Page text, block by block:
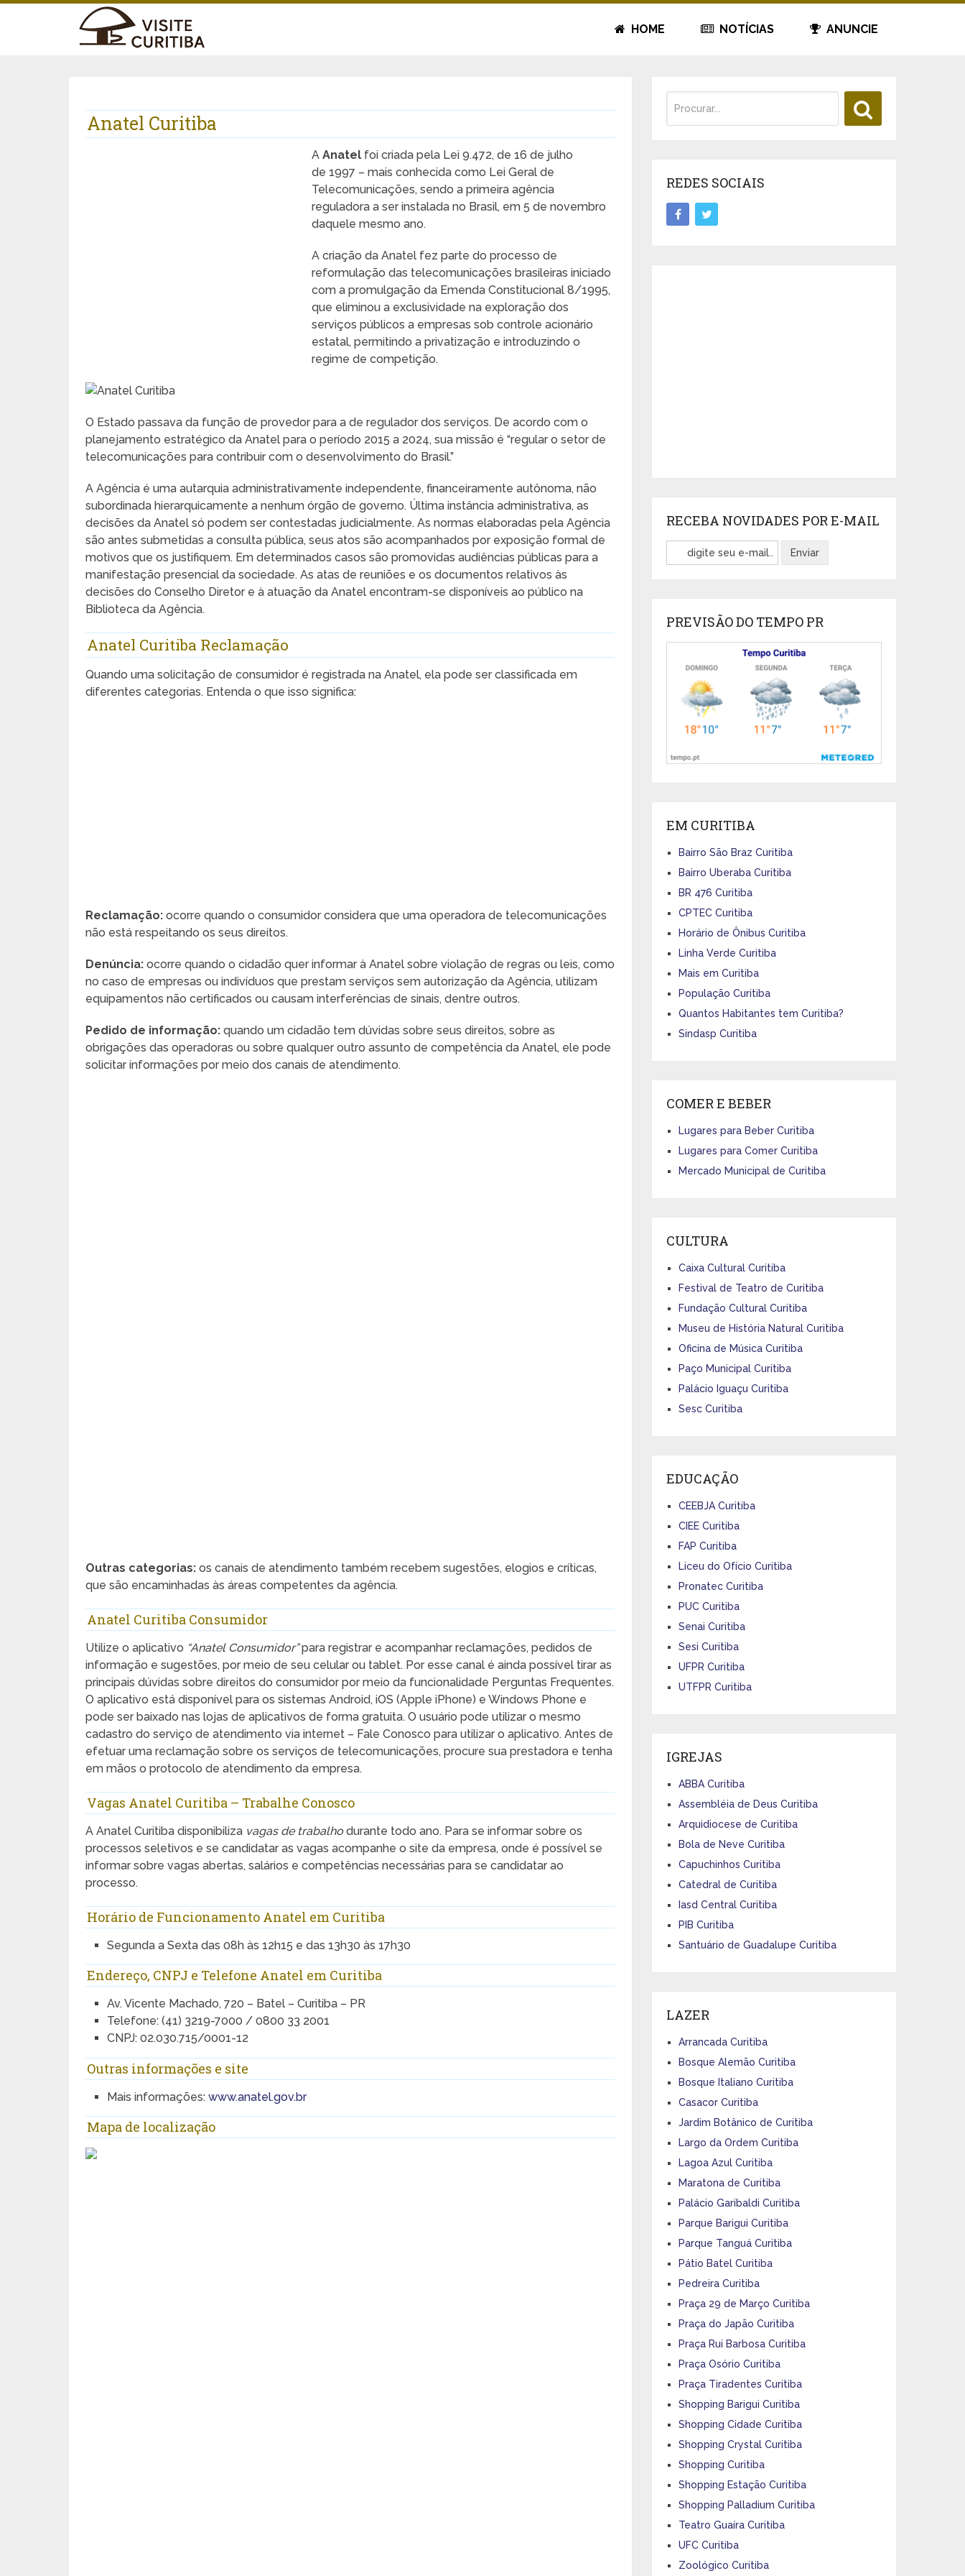
HOME NOTÍCIAS ANUNCIE
Anatel Curitiba
AAnatel foi criada pela Lei 9.472, de 16 de julho
de 1997 – mais conhecida como Lei Geral de
Telecomunicações, sendo a primeira agência
reguladora a ser instalada no Brasil, em 5 de novembro
daquele mesmo ano.
A criação da Anatel fez parte do processo de
reformulação das telecomunicações brasileiras iniciado
com a promulgação da Emenda Constitucional 8/1995,
que eliminou a exclusividade na exploração dos
serviços públicos a empresas sob controle acionário
estatal, permitindo a privatização e introduzindo o
regime de competição.
O Estado passava da função de provedor para a de regulador dos serviços. De acordo com o
planejamento estratégico da Anatel para o período 2015 a 2024, sua missão é “regular o setor de
telecomunicações para contribuir com o desenvolvimento do Brasil.”
A Agência é uma autarquia administrativamente independente, financeiramente autônoma, não
subordinada hierarquicamente a nenhum órgão de governo. Última instância administrativa, as
decisões da Anatel só podem ser contestadas judicialmente. As normas elaboradas pela Agência
são antes submetidas a consulta pública, seus atos são acompanhados por exposição formal de
motivos que os justifiquem. Em determinados casos são promovidas audiências públicas para a
manifestação presencial da sociedade. As atas de reuniões e os documentos relativos às
decisões do Conselho Diretor e à atuação da Anatel encontram-se disponíveis ao público na
Biblioteca da Agência.
Anatel Curitiba Reclamação
Quando uma solicitação de consumidor é registrada na Anatel, ela pode ser classificada em
diferentes categorias. Entenda o que isso significa:
Reclamação: ocorre quando o consumidor considera que uma operadora de telecomunicações
não está respeitando os seus direitos.
Denúncia: ocorre quando o cidadão quer informar à Anatel sobre violação de regras ou leis, como
no caso de empresas ou indivíduos que prestam serviços sem autorização da Agência, utilizam
equipamentos não certificados ou causam interferências de sinais, dentre outros.
Pedido de informação: quando um cidadão tem dúvidas sobre seus direitos, sobre as
obrigações das operadoras ou sobre qualquer outro assunto de competência da Anatel, ele pode
solicitar informações por meio dos canais de atendimento.
Outras categorias:os canais de atendimento também recebem sugestões, elogios e críticas,
que são encaminhadas às áreas competentes da agência.
Anatel Curitiba Consumidor
Utilize o aplicativo “Anatel Consumidor”para registrar e acompanhar reclamações, pedidos de
informação e sugestões, por meio de seu celular ou tablet. Por esse canal é ainda possível tirar as
principais dúvidas sobre direitos do consumidor por meio da funcionalidade Perguntas Frequentes.
O aplicativo está disponível para os sistemas Android, iOS (Apple iPhone) e Windows Phone e
pode ser baixado nas lojas de aplicativos de forma gratuita. O usuário pode utilizar o mesmo
cadastro do serviço de atendimento via internet – Fale Conosco para utilizar o aplicativo. Antes de
efetuar uma reclamação sobre os serviços de telecomunicações, procure sua prestadora e tenha
em mãos o protocolo de atendimento da empresa.
Vagas Anatel Curitiba – Trabalhe Conosco
A Anatel Curitiba disponibiliza vagas de trabalhodurante todo ano. Para se informar sobre os
processos seletivos e se candidatar as vagas acompanhe o site da empresa, onde é possível se
informar sobre vagas abertas, salários e competências necessárias para se candidatar ao
processo.
Horário de Funcionamento Anatel em Curitiba
Segunda a Sexta das 08h às 12h15 e das 13h30 às 17h30
Endereço, CNPJ e Telefone Anatel em Curitiba
Av. Vicente Machado, 720 – Batel – Curitiba – PR
Telefone: (41) 3219-7000 / 0800 33 2001
CNPJ: 02.030.715/0001-12
Outras informações e site
Mais informações:www.anatel.gov.br
Mapa de localização
REDES SOCIAIS
RECEBA NOVIDADES POR E-MAIL
PREVISÃO DO TEMPO PR
EM CURITIBA
Bairro São Braz Curitiba
Bairro Uberaba Curitiba
BR 476 Curitiba
CPTEC Curitiba
Horário de Ônibus Curitiba
Linha Verde Curitiba
Mais em Curitiba
População Curitiba
Quantos Habitantes tem Curitiba?
Sindasp Curitiba
COMER E BEBER
Lugares para Beber Curitiba
Lugares para Comer Curitiba
Mercado Municipal de Curitiba
CULTURA
Caixa Cultural Curitiba
Festival de Teatro de Curitiba
Fundação Cultural Curitiba
Museu de História Natural Curitiba
Oficina de Música Curitiba
Paço Municipal Curitiba
Palácio Iguaçu Curitiba
Sesc Curitiba
EDUCAÇÃO
CEEBJA Curitiba
CIEE Curitiba
FAP Curitiba
Liceu do Ofício Curitiba
Pronatec Curitiba
PUC Curitiba
Senai Curitiba
Sesi Curitiba
UFPR Curitiba
UTFPR Curitiba
IGREJAS
ABBA Curitiba
Assembléia de Deus Curitiba
Arquidiocese de Curitiba
Bola de Neve Curitiba
Capuchinhos Curitiba
Catedral de Curitiba
Iasd Central Curitiba
PIB Curitiba
Santuário de Guadalupe Curitiba
LAZER
Arrancada Curitiba
Bosque Alemão Curitiba
Bosque Italiano Curitiba
Casacor Curitiba
Jardim Botânico de Curitiba
Largo da Ordem Curitiba
Lagoa Azul Curitiba
Maratona de Curitiba
Palácio Garibaldi Curitiba
Parque Barigui Curitiba
Parque Tanguá Curitiba
Pátio Batel Curitiba
Pedreira Curitiba
Praça 29 de Março Curitiba
Praça do Japão Curitiba
Praça Rui Barbosa Curitiba
Praça Osório Curitiba
Praça Tiradentes Curitiba
Shopping Barigui Curitiba
Shopping Cidade Curitiba
Shopping Crystal Curitiba
Shopping Curitiba
Shopping Estação Curitiba
Shopping Palladium Curitiba
Teatro Guaíra Curitiba
UFC Curitiba
Zoológico Curitiba